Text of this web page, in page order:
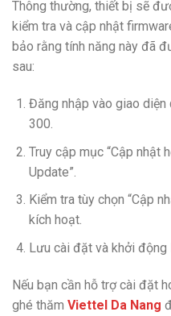
Thông thường, thiết bị sẽ
kiểm tra và cập nhật
bảo rằng tính năng này đã
sau:
Đăng nhập vào giao
300.
Truy cập mục “Cập nhật
Update”.
Kiểm tra tùy chọn “Cập
kích hoạt.
Lưu cài đặt và khởi động
Nếu bạn cần hỗ trợ cài đặt
ghé thăm Viettel Da Nang